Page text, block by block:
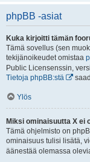
phpBB -asiat
Kuka kirjoitti tämän
Tämä sovellus (sen
tekijänoikeudet omistaa
Public Licensenssin,
Tietoja phpBB:stä
Ylös
Miksi ominaisuutta X ei
Tämä ohjelmisto on
ominaisuus tulisi lisätä,
äänestää olemassa